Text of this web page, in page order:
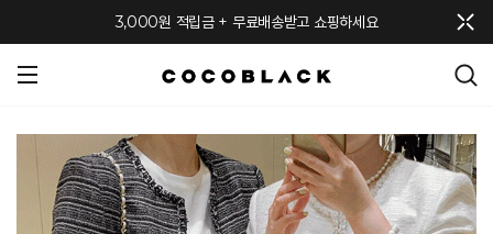
3,000원 적립금 + 무료배송받고 쇼핑하세요